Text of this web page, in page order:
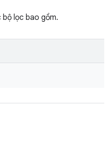
lọc bao gồm.